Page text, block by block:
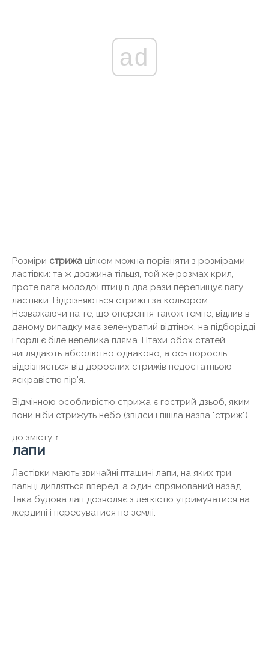
ad
Розміри стрижа цілком можна порівняти з розмірами
ластівки: та ж довжина тільця, той же розмах крил,
проте вага молодої птиці в два рази перевищує вагу
ластівки. Відрізняються стрижі і за кольором.
Незважаючи на те, що оперення також темне, відлив в
даному випадку має зеленуватий відтінок, на підборідді
і горлі є біле невелика пляма. Птахи обох статей
виглядають абсолютно однаково, а ось поросль
відрізняється від дорослих стрижів недостатньою
яскравістю пір'я.
Відмінною особливістю стрижа є гострий дзьоб, яким
вони ніби стрижуть небо (звідси і пішла назва "стриж").
до змісту ↑
лапи
Ластівки мають звичайні пташині лапи, на яких три
пальці дивляться вперед, а один спрямований назад.
Така будова лап дозволяє з легкістю утримуватися на
жердині і пересуватися по землі.